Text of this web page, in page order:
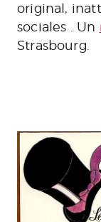
original,
sociales . Un
Strasbourg.